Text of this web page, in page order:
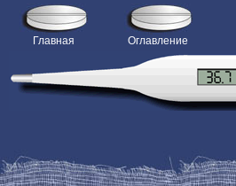
Главная Оглавление